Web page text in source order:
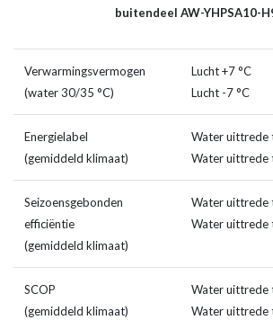
buitendeel AW-YHPSA10-
Verwarmingsvermogen
(water 30/35 °C)
Lucht +7 °C
Lucht -7 °C
Energielabel
(gemiddeld klimaat)
Water uittrede
Water uittrede
Seizoensgebonden
efficiëntie
(gemiddeld klimaat)
Water uittrede
Water uittrede
SCOP
(gemiddeld klimaat)
Water uittrede
Water uittrede